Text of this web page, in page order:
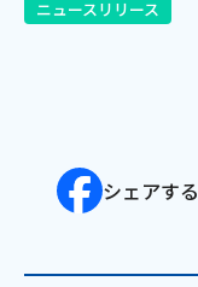
おトクな情報
ニュースリリース
シェアする